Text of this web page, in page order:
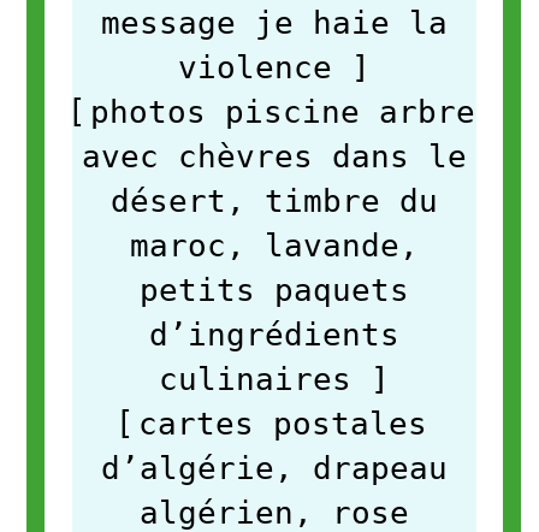
message je haie la
violence
]
[ photos piscine arbre
avec chèvres dans le
désert, timbre du
maroc, lavande,
petits paquets
d’ingrédients
culinaires
]
[ cartes postales
d’algérie, drapeau
algérien, rose